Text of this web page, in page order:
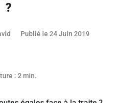
?
Publié le 24 Juin 2019
: 2 min.